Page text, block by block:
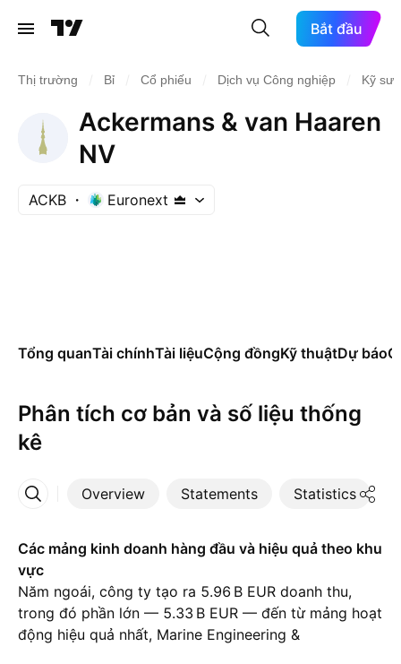
Bắt đầu
Thị trường Bỉ Cổ phiếu Dịch vụ Công nghiệp Kỹ sư
Ackermans & van Haaren
NV
ACKB Euronext
Tổng quanTài chínhTài liệuCộng đồngKỹ thuậtDự báo
Phân tích cơ bản và số liệu thống
kê
Overview Statements Statistics
More
Các mảng kinh doanh hàng đầu và hiệu quả theo khu
vực
Năm ngoái, công ty tạo ra ‪5.96 B‬ EUR doanh thu,
trong đó phần lớn — ‪5.33 B‬ EUR — đến từ mảng hoạt
động hiệu quả nhất, Marine Engineering &